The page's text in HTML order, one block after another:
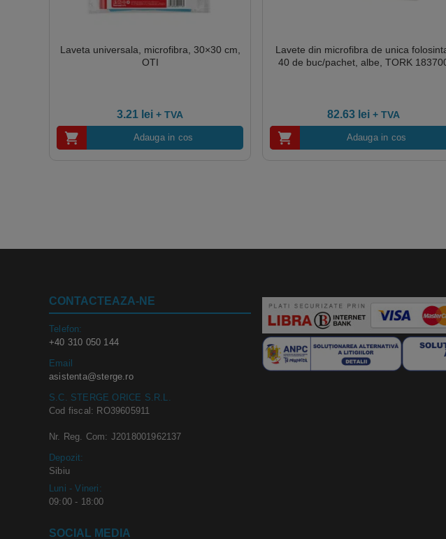
Laveta universala, microfibra, 30×30 cm,
OTI
3.21 lei + TVA
Adauga in cos
Lavete din microfibra de unica
40 de buc/pachet, albe, TORK
82.63 lei + TVA
Adauga in cos
CONTACTEAZA-NE
Telefon:
+40 310 050 144
Email
asistenta@sterge.ro
S.C. STERGE ORICE S.R.L.
Cod fiscal: RO39605911
Nr. Reg. Com: J2018001962137
Depozit:
Sibiu
Luni - Vineri:
09:00 - 18:00
SOCIAL MEDIA